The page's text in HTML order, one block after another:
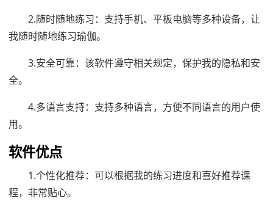
2.随时随地练习：支持手机、平板电脑等多种设备，让
我随时随地练习瑜伽。
3.安全可靠：该软件遵守相关规定，保护我的隐私和安
全。
4.多语言支持：支持多种语言，方便不同语言的用户使
用。
软件优点
1.个性化推荐：可以根据我的练习进度和喜好推荐课
程，非常贴心。